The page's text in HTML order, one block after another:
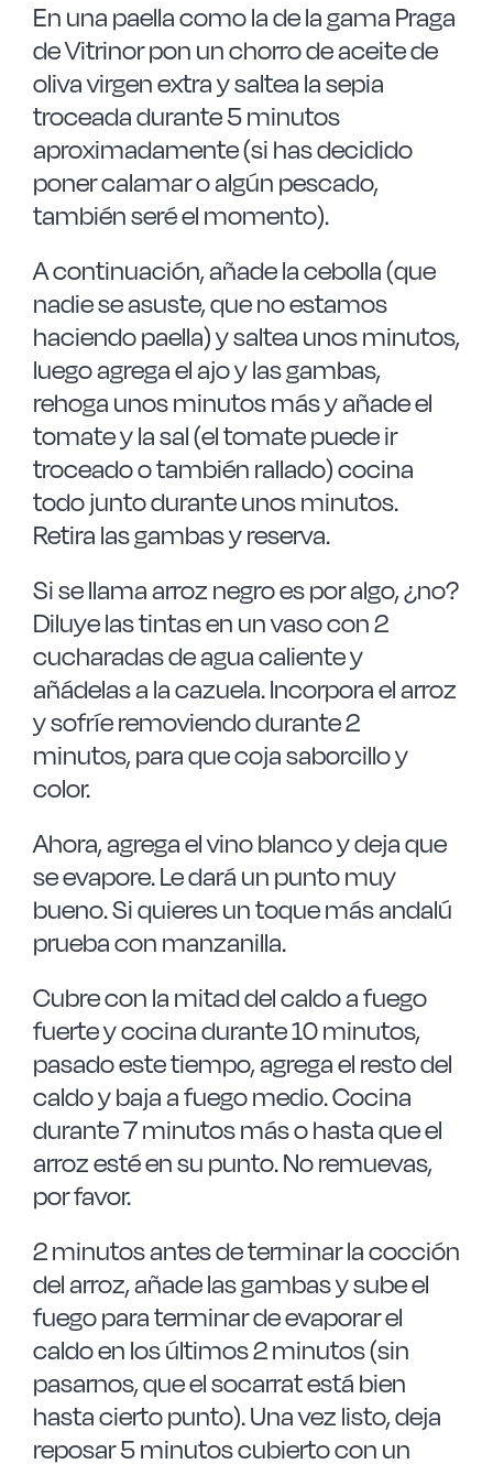
En una paella como la de la gama Praga
de Vitrinor pon un chorro de aceite de
oliva virgen extra y saltea la sepia
troceada durante 5 minutos
aproximadamente (si has decidido
poner calamar o algún pescado,
también seré el momento).
A continuación, añade la cebolla (que
nadie se asuste, que no estamos
haciendo paella) y saltea unos minutos,
luego agrega el ajo y las gambas,
rehoga unos minutos más y añade el
tomate y la sal (el tomate puede ir
troceado o también rallado) cocina
todo junto durante unos minutos.
Retira las gambas y reserva.
Si se llama arroz negro es por algo, ¿no?
Diluye las tintas en un vaso con 2
cucharadas de agua caliente y
añádelas a la cazuela. Incorpora el arroz
y sofríe removiendo durante 2
minutos, para que coja saborcillo y
color.
Ahora, agrega el vino blanco y deja que
se evapore. Le dará un punto muy
bueno. Si quieres un toque más andalú
prueba con manzanilla.
Cubre con la mitad del caldo a fuego
fuerte y cocina durante 10 minutos,
pasado este tiempo, agrega el resto del
caldo y baja a fuego medio. Cocina
durante 7 minutos más o hasta que el
arroz esté en su punto. No remuevas,
por favor.
2 minutos antes de terminar la cocción
del arroz, añade las gambas y sube el
fuego para terminar de evaporar el
caldo en los últimos 2 minutos (sin
pasarnos, que el socarrat está bien
hasta cierto punto). Una vez listo, deja
reposar 5 minutos cubierto con un